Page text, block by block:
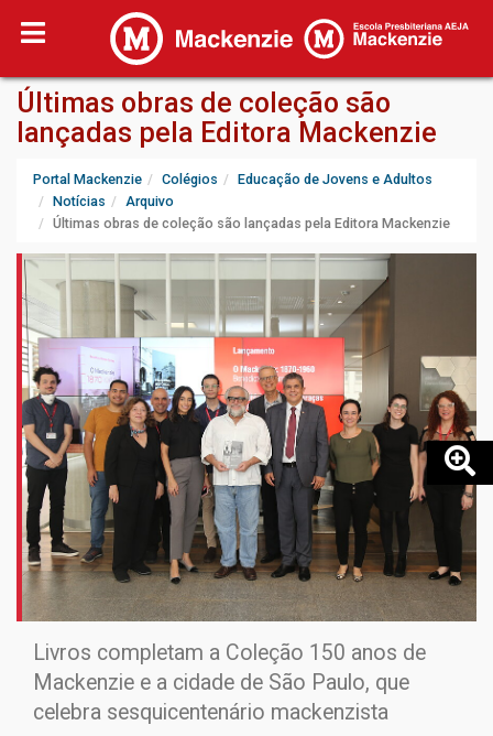
Últimas obras de coleção são
lançadas pela Editora Mackenzie
Portal Mackenzie Colégios
Educação de Jovens e Adultos
Notícias
Arquivo
Últimas obras de coleção são lançadas pela Editora Mackenzie
Livros completam a Coleção 150 anos de
Mackenzie e a cidade de São Paulo, que
celebra sesquicentenário mackenzista